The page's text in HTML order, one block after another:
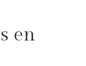
en